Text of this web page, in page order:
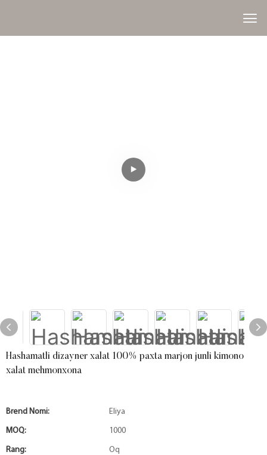
Hashamatli dizayner xalat 100% paxta marjon junli kimono
xalat mehmonxona
Brend Nomi: Eliya
MOQ: 1000
Rang: Oq